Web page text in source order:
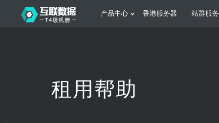
产品中心
日本服务器 新加坡服务器
香港服务器 站群服
根据不同规模的网站提供可定制化的架
构和 一站式协助租用帮助